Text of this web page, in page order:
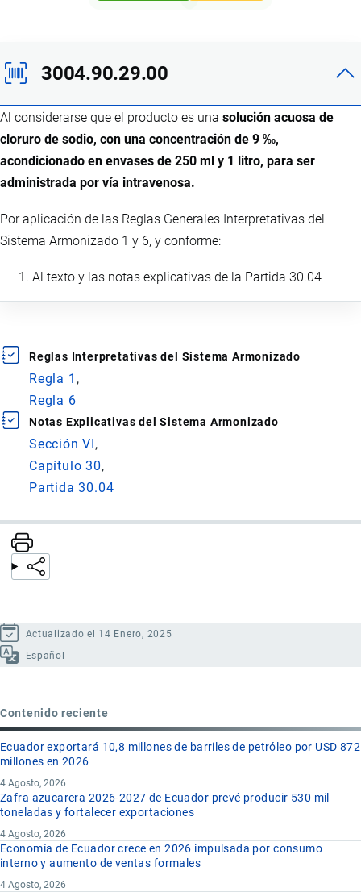
3004.90.29.00
Al considerarse que el producto es una solución acuosa de
cloruro de sodio, con una concentración de 9 ‰,
acondicionado en envases de 250 ml y 1 litro, para ser
administrada por vía intravenosa.
Por aplicación de las Reglas Generales Interpretativas del
Sistema Armonizado 1 y 6, y conforme:
Al texto y las notas explicativas de la Partida 30.04
Reglas Interpretativas del Sistema Armonizado
Regla 1
Regla 6
Notas Explicativas del Sistema Armonizado
Sección VI
Capítulo 30
Partida 30.04
Actualizado el 14 Enero, 2025
Español
Contenido reciente
Ecuador exportará 10,8 millones de barriles de petróleo por USD 872
millones en 2026
4 Agosto, 2026
Zafra azucarera 2026-2027 de Ecuador prevé producir 530 mil
toneladas y fortalecer exportaciones
4 Agosto, 2026
Economía de Ecuador crece en 2026 impulsada por consumo
interno y aumento de ventas formales
4 Agosto, 2026